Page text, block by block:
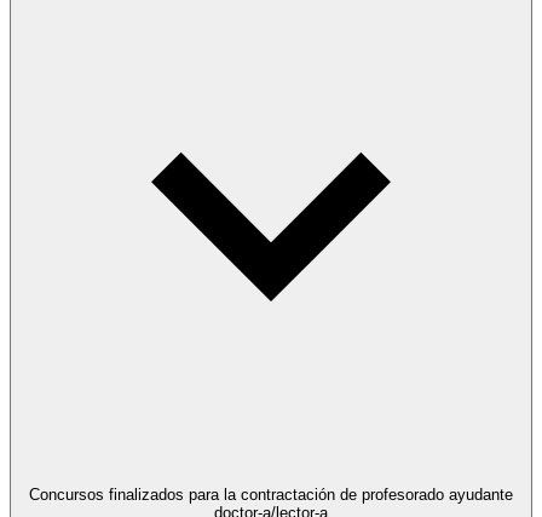
Concursos finalizados para la contractación de profesorado ayudante
doctor-a/lector-a